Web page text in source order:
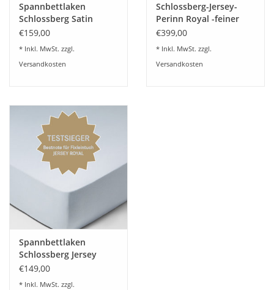
Spannbettlaken
Schlossberg Satin
Noblesse-schweizer
€159,00
* Inkl. MwSt. zzgl.
Versandkosten
Schlossberg-Jersey-
Perinn Royal -feiner
schweizer Jersey
€399,00
* Inkl. MwSt. zzgl.
Versandkosten
Spannbettlaken
Schlossberg Jersey
Royal fix-schweizer
€149,00
* Inkl. MwSt. zzgl.